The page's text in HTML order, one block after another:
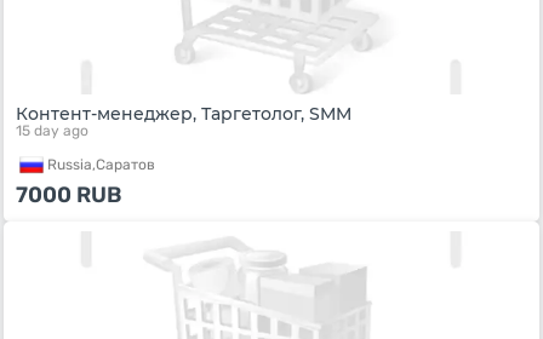
Контент-менеджер, Таргетолог, SMM
15 day ago
Russia,Саратов
7000 RUB